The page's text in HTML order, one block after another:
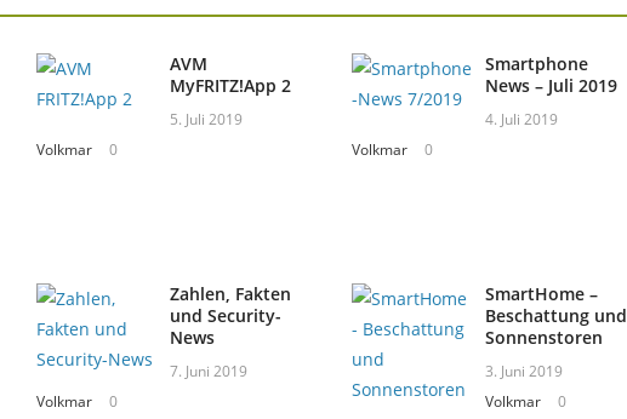
AVM
MyFRITZ!App 2
5. Juli 2019
Volkmar
0
Smartphone
News – Juli 2019
4. Juli 2019
Volkmar
0
Zahlen, Fakten
und Security-
News
7. Juni 2019
Volkmar
0
SmartHome –
Beschattung und
Sonnenstoren
3. Juni 2019
Volkmar
0